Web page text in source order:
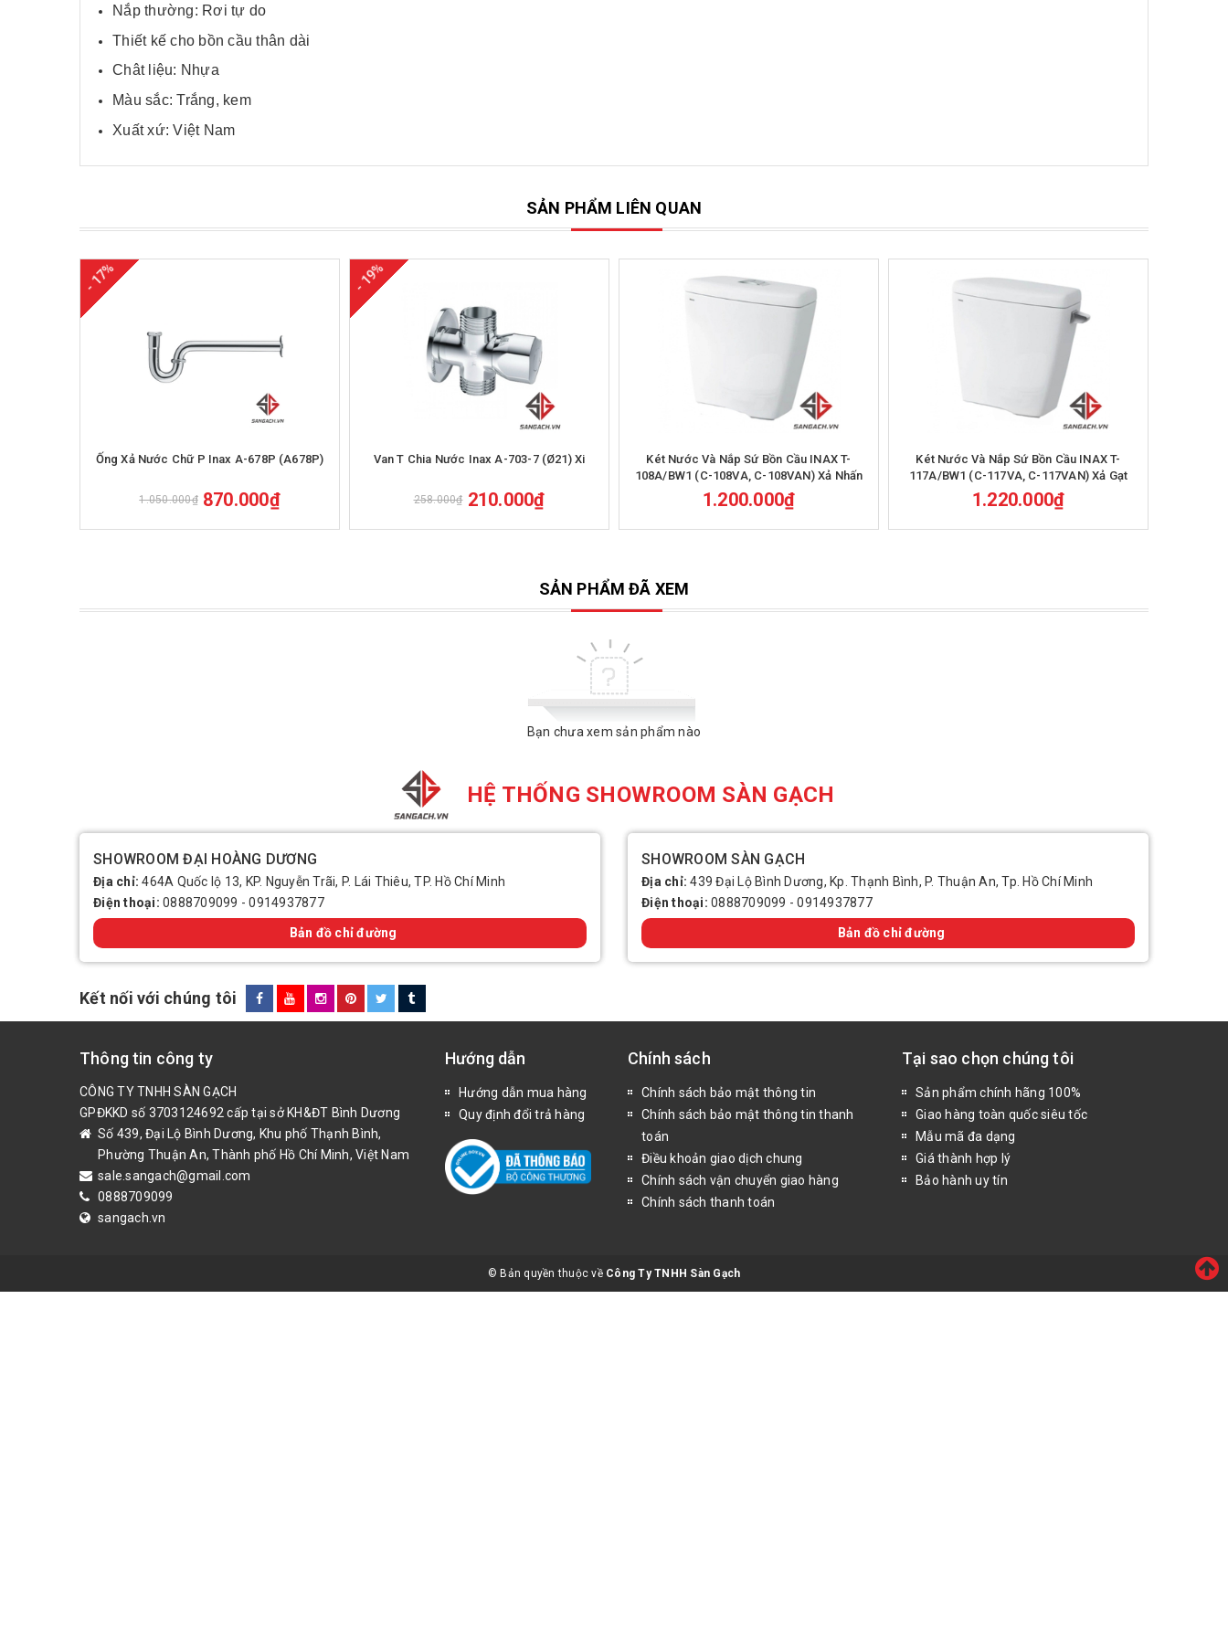
Nắp thường: Rơi tự do
Thiết kế cho bồn cầu thân dài
Chât liệu: Nhựa
Màu sắc: Trắng, kem
Xuất xứ: Việt Nam
SẢN PHẨM LIÊN QUAN
- 17%
Ống Xả Nước Chữ P Inax A-678P (A678P)
1.050.000₫ 870.000₫
- 19%
Van T Chia Nước Inax A-703-7 (Ø21) Xi
258.000₫ 210.000₫
Két Nước Và Nắp Sứ Bồn Cầu INAX T-
108A/BW1 (C-108VA, C-108VAN) Xả Nhấn
1.200.000₫
Két Nước Và Nắp Sứ Bồn Cầu INAX T-
117A/BW1 (C-117VA, C-117VAN) Xả Gạt
1.220.000₫
SẢN PHẨM ĐÃ XEM
Bạn chưa xem sản phẩm nào
HỆ THỐNG SHOWROOM SÀN GẠCH
SHOWROOM ĐẠI HOÀNG DƯƠNG
Địa chỉ:464A Quốc lộ 13, KP. Nguyễn Trãi, P. Lái Thiêu, TP. Hồ Chí Minh
Điện thoại: 0888709099 -0914937877
Bản đồ chỉ đường
SHOWROOM SÀN GẠCH
Địa chỉ:439 Đại Lộ Bình Dương, Kp. Thạnh Bình, P. Thuận An, Tp. Hồ Chí Minh
Điện thoại: 0888709099 -0914937877
Bản đồ chỉ đường
Kết nối với chúng tôi
Thông tin công ty
CÔNG TY TNHH SÀN GẠCH
GPĐKKD số 3703124692 cấp tại sở KH&ĐT Bình Dương
Số 439, Đại Lộ Bình Dương, Khu phố Thạnh Bình,
Phường Thuận An, Thành phố Hồ Chí Minh, Việt Nam
sale.sangach@gmail.com
0888709099
sangach.vn
Hướng dẫn
Hướng dẫn mua hàng
Quy định đổi trả hàng
Chính sách
Chính sách bảo mật thông tin
Chính sách bảo mật thông tin thanh
toán
Điều khoản giao dịch chung
Chính sách vận chuyển giao hàng
Chính sách thanh toán
Tại sao chọn chúng tôi
Sản phẩm chính hãng 100%
Giao hàng toàn quốc siêu tốc
Mẫu mã đa dạng
Giá thành hợp lý
Bảo hành uy tín
© Bản quyền thuộc về Công Ty TNHH Sàn Gạch